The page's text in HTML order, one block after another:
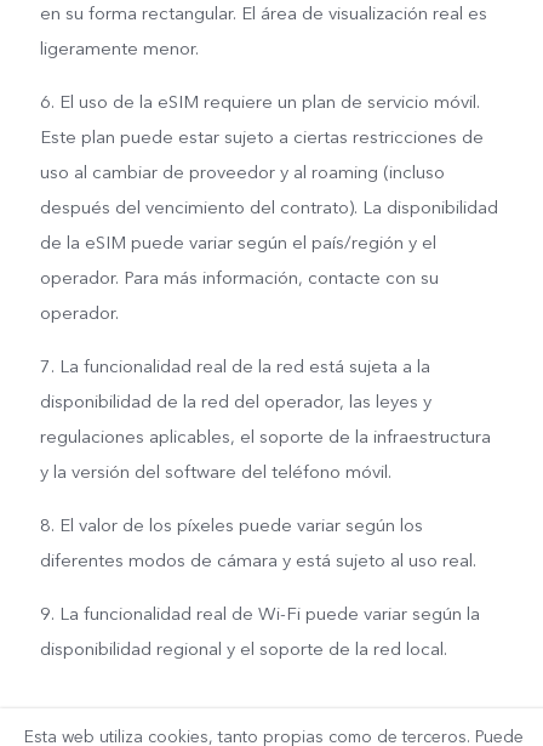
en su forma rectangular. El área de visualización real es
ligeramente menor.
6. El uso de la eSIM requiere un plan de servicio móvil.
Este plan puede estar sujeto a ciertas restricciones de
uso al cambiar de proveedor y al roaming (incluso
después del vencimiento del contrato). La disponibilidad
de la eSIM puede variar según el país/región y el
operador. Para más información, contacte con su
operador.
7. La funcionalidad real de la red está sujeta a la
disponibilidad de la red del operador, las leyes y
regulaciones aplicables, el soporte de la infraestructura
y la versión del software del teléfono móvil.
8. El valor de los píxeles puede variar según los
diferentes modos de cámara y está sujeto al uso real.
9. La funcionalidad real de Wi-Fi puede variar según la
disponibilidad regional y el soporte de la red local.
Esta web utiliza cookies, tanto propias como de terceros. Puede